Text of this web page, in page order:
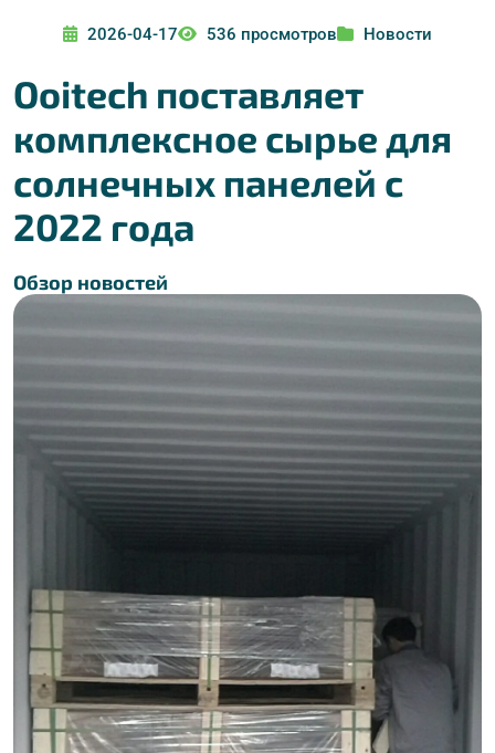
2026-04-17 536 просмотров Новости
Ooitech поставляет
комплексное сырье для
солнечных панелей с
2022 года
Обзор новостей